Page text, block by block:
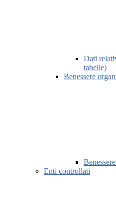
Dati
tabelle)
Benessere
Enti controllati